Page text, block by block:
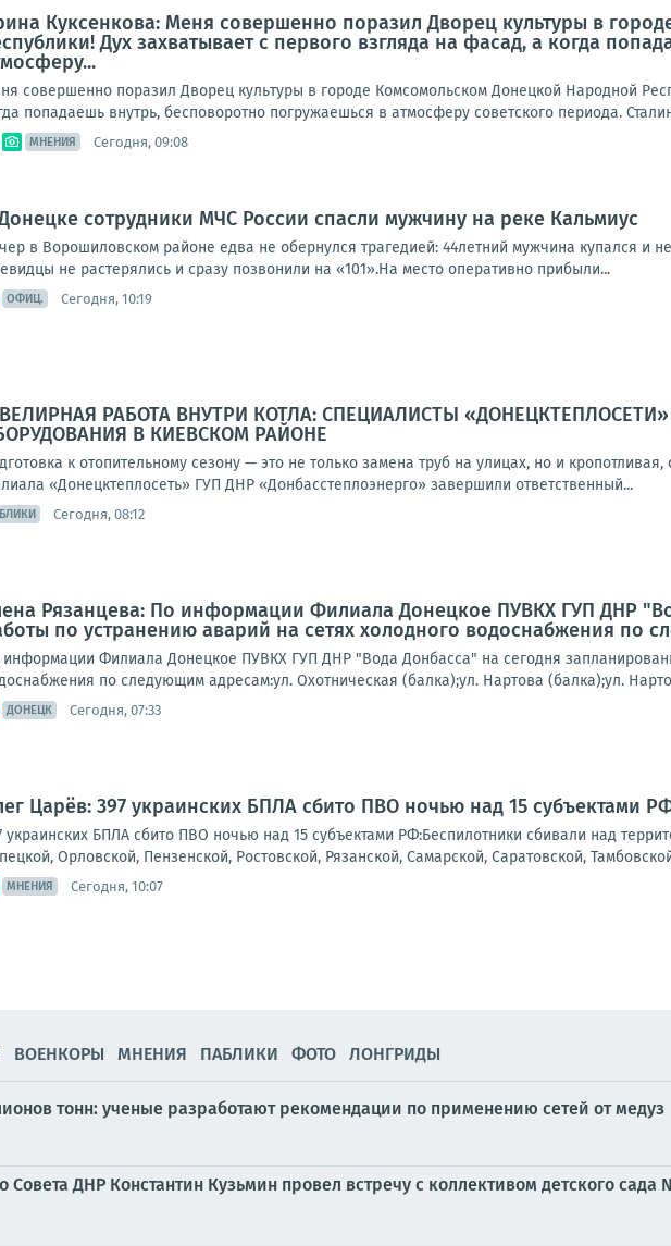
Куксенкова: Меня совершенно поразил Дворец культуры в
Дух захватывает с первого взгляда на фасад, а когда
совершенно поразил Дворец культуры в городе Комсомольском Донецкой Народной
попадаешь внутрь, бесповоротно погружаешься в атмосферу советского периода.
МНЕНИЯ Сегодня, 09:08
сотрудники МЧС России спасли мужчину на реке Кальмиус
в Ворошиловском районе едва не обернулся трагедией: 44летний мужчина купался и
не растерялись и сразу позвонили на «101».На место оперативно прибыли...
ОФИЦ. Сегодня, 10:19
РАБОТА ВНУТРИ КОТЛА: СПЕЦИАЛИСТЫ
В КИЕВСКОМ РАЙОНЕ
к отопительному сезону — это не только замена труб на улицах, но и
«Донецктеплосеть» ГУП ДНР «Донбасстеплоэнерго» завершили ответственный...
Сегодня, 08:12
Рязанцева: По информации Филиала Донецкое ПУВКХ ГУП ДНР
по устранению аварий на сетях холодного водоснабжения по
информации Филиала Донецкое ПУВКХ ГУП ДНР "Вода Донбасса" на сегодня
по следующим адресам:ул. Охотническая (балка);ул. Нартова (балка);ул.
ДОНЕЦК Сегодня, 07:33
Царёв: 397 украинских БПЛА сбито ПВО ночью над 15 субъектами
украинских БПЛА сбито ПВО ночью над 15 субъектами РФ:Беспилотники сбивали над
Орловской, Пензенской, Ростовской, Рязанской, Самарской, Саратовской,
МНЕНИЯ Сегодня, 10:07
ВОЕНКОРЫ МНЕНИЯ ПАБЛИКИ ФОТО ЛОНГРИДЫ
тонн: ученые разработают рекомендации по применению сетей от медуз
Совета ДНР Константин Кузьмин провел встречу с коллективом детского